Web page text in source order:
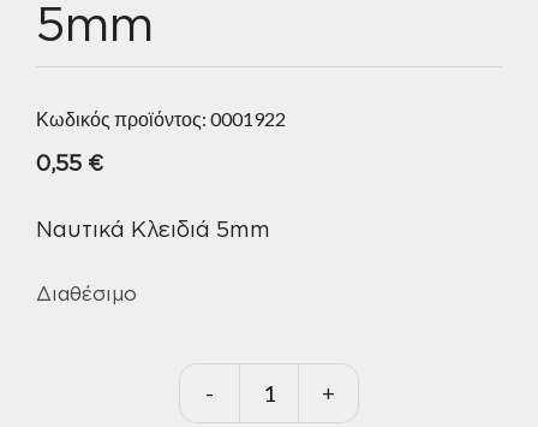
5mm
Κωδικός προϊόντος: 0001922
0,55 €
Ναυτικά Κλειδιά 5mm
Διαθέσιμο
-
Ναυτικά
+